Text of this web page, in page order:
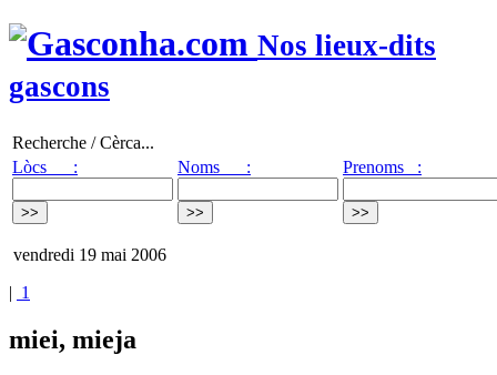
Nos lieux-dits
gascons
Recherche / Cèrca...
Lòcs :
Noms : Prenoms :
vendredi 19 mai 2006
| 1
miei, mieja